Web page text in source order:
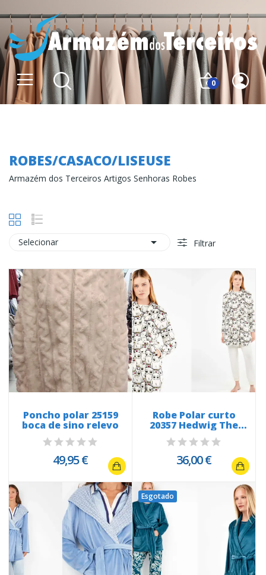
0
ROBES/CASACO/LISEUSE
Armazém dos Terceiros Artigos Senhoras Robes
Selecionar  Filtrar
Poncho polar 25159
boca de sino relevo
49,95 €
Robe Polar curto
20357 Hedwig The
Howl
36,00 €
Esgotado